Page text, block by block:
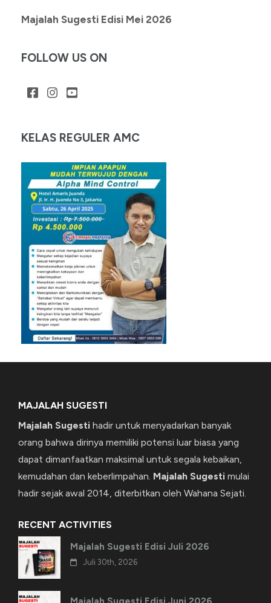
Majalah Sugesti Edisi Mei 2026
FOLLOW US ON
KELAS REGULER AMC
MAJALAH SUGESTI
Majalah Sugesti hadir untuk menyadarkan banyak
orang bahwa dirinya memiliki potensi luar biasa yang
dapat dimanfaatkan maksimal untuk segala kebaikan,
kemudahan dan keberlimpahan. Majalah Sugesti mulai
hadir sejak awal 2014, diterbitkan oleh Wahana Sejati.
RECENT ACTIVITIES
Majalah Sugesti Edisi Juli 2026
Juli 30th, 2026